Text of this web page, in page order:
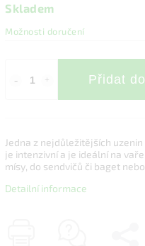
Skladem
Možnosti doručení
Přidat
Jedna z nejdůležitějších
je intenzivní a je ideální na
mísy, do sendvičů či baget
Detailní informace